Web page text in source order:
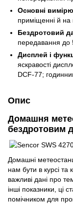
Основні
приміщенні й на
Бездротовий
передавання до
Дисплей і
яскравості
DCF-77;
Опис
Домашня
бездротовим
Домашні
нам бути в курсі
важливі дані про
інші показники, ці
помічником для